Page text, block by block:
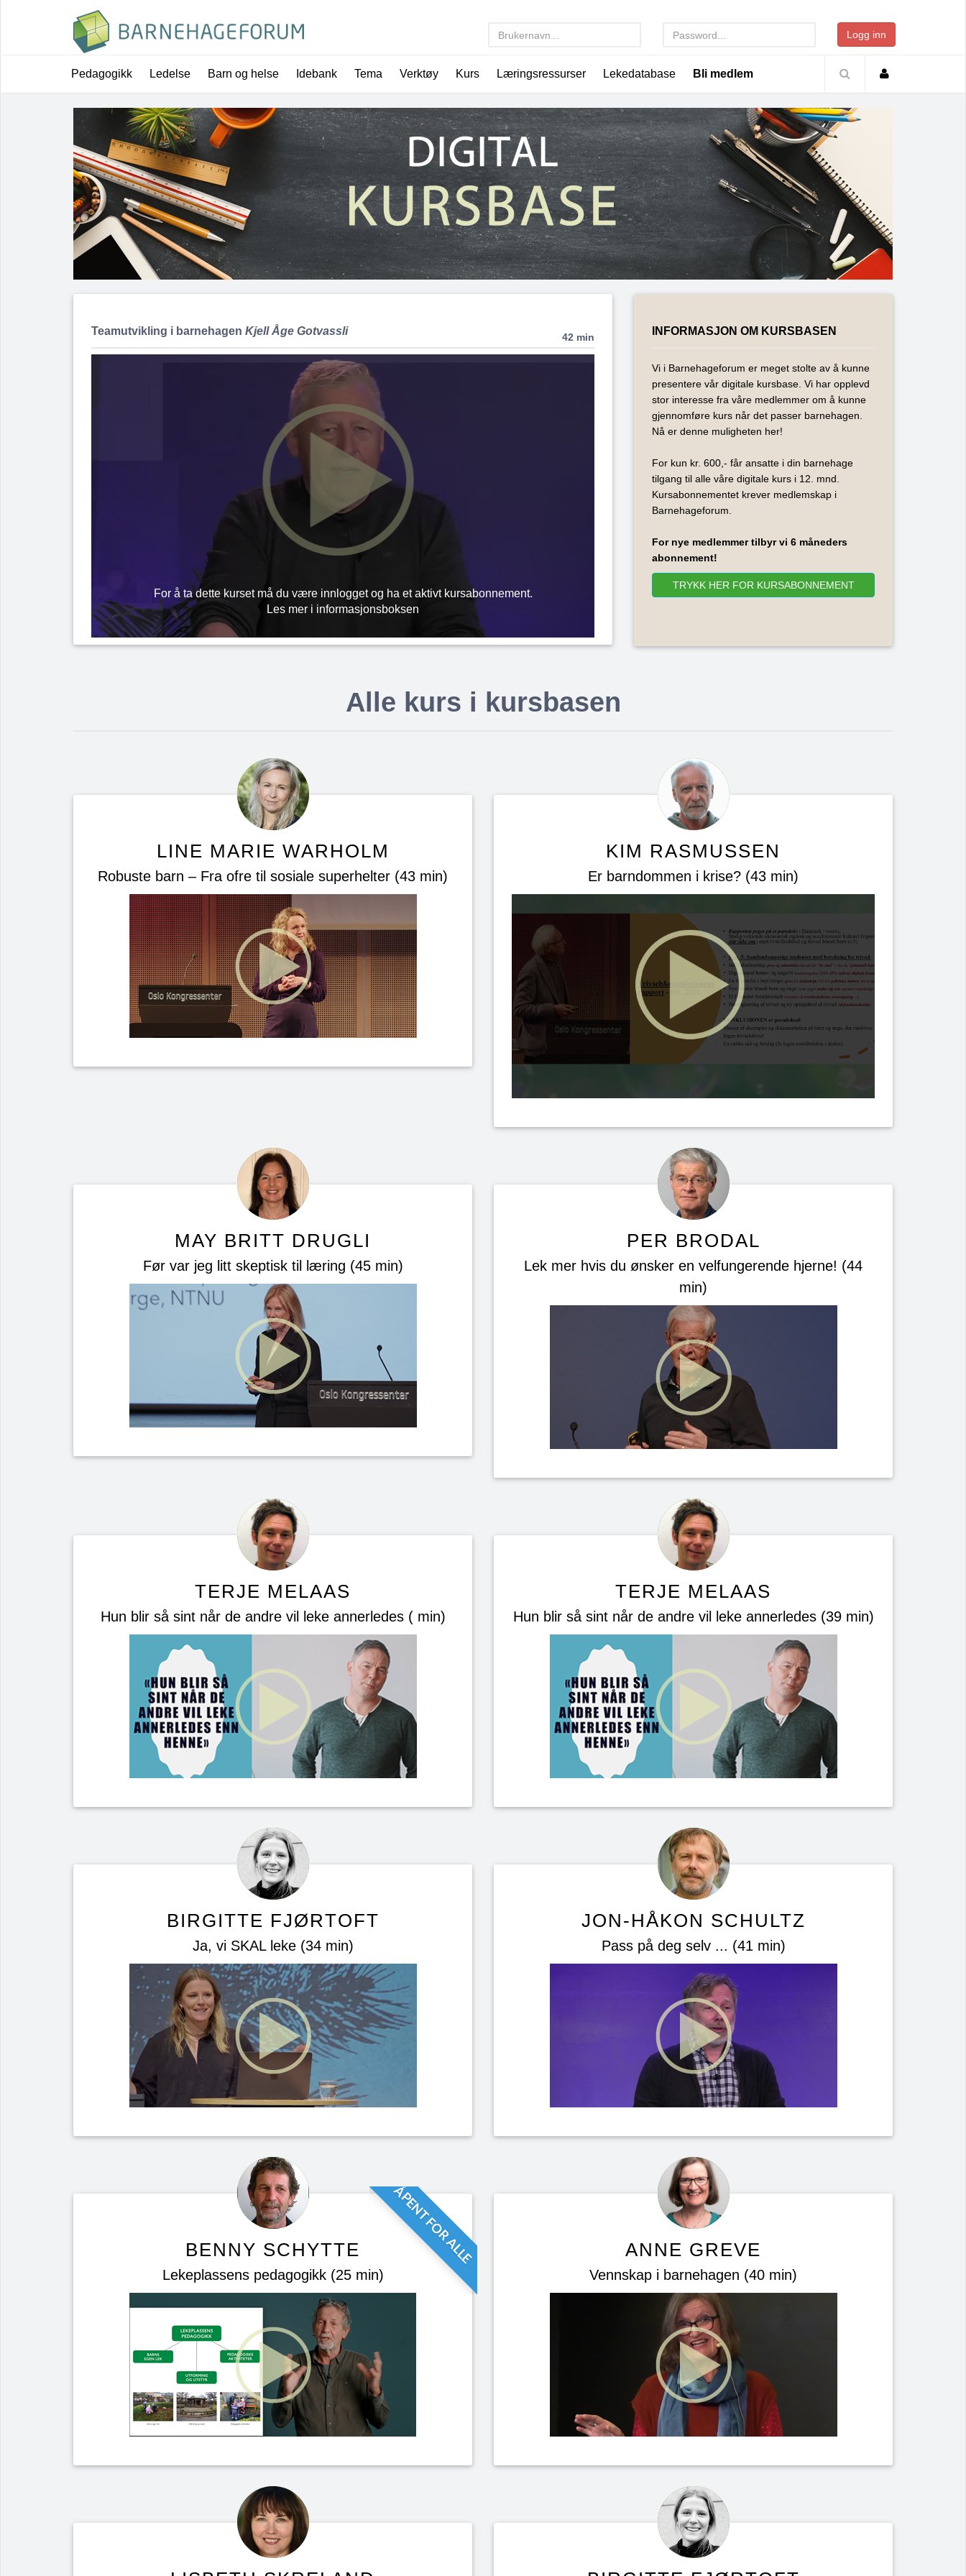
Logg inn
Pedagogikk Ledelse Barn og helse Idebank Tema Verktøy Kurs Læringsressurser Lekedatabase Bli medlem
Teamutvikling i barnehagen Kjell Åge Gotvassli 42 min
For å ta dette kurset må du være innlogget og ha et aktivt kursabonnement.
Les mer i informasjonsboksen
INFORMASJON OM KURSBASEN
Vi i Barnehageforum er meget stolte av å kunne
presentere vår digitale kursbase. Vi har opplevd
stor interesse fra våre medlemmer om å kunne
gjennomføre kurs når det passer barnehagen.
Nå er denne muligheten her!
For kun kr. 600,- får ansatte i din barnehage
tilgang til alle våre digitale kurs i 12. mnd.
Kursabonnementet krever medlemskap i
Barnehageforum.
For nye medlemmer tilbyr vi 6 måneders
abonnement!
TRYKK HER FOR KURSABONNEMENT
Alle kurs i kursbasen
LINE MARIE WARHOLM
Robuste barn – Fra ofre til sosiale superhelter (43 min)
KIM RASMUSSEN
Er barndommen i krise? (43 min)
MAY BRITT DRUGLI
Før var jeg litt skeptisk til læring (45 min)
PER BRODAL
Lek mer hvis du ønsker en velfungerende hjerne! (44
min)
TERJE MELAAS
Hun blir så sint når de andre vil leke annerledes ( min)
TERJE MELAAS
Hun blir så sint når de andre vil leke annerledes (39 min)
BIRGITTE FJØRTOFT
Ja, vi SKAL leke (34 min)
JON-HÅKON SCHULTZ
Pass på deg selv ... (41 min)
ÅPENT FOR ALLE
BENNY SCHYTTE
Lekeplassens pedagogikk (25 min)
ANNE GREVE
Vennskap i barnehagen (40 min)